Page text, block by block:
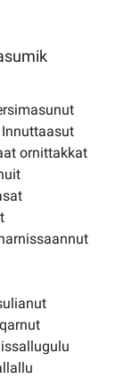
ornittakkat